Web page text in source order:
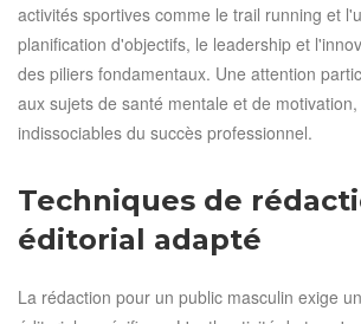
activités sportives comme le trail running et
planification d'objectifs, le leadership et
des piliers fondamentaux. Une attention
aux sujets de santé mentale et de
indissociables du succès professionnel.
Techniques de
éditorial adapté
La rédaction pour un public masculin exige